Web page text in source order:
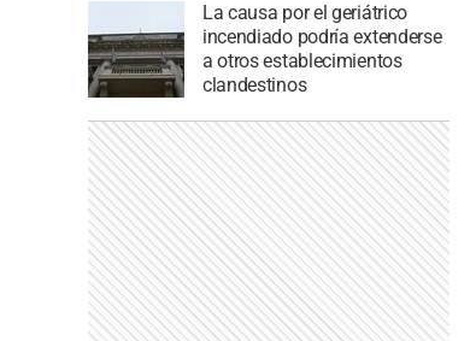
La causa por el geriátrico
incendiado podría extenderse
a otros establecimientos
clandestinos